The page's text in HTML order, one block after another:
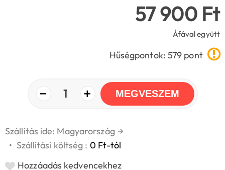
57 900 Ft
Áfával együtt
Hűségpontok: 579 pont
− 1 + MEGVESZEM
Szállítás ide: Magyarország →
• Szállítási költség : 0 Ft-tól
Hozzáadás kedvencekhez